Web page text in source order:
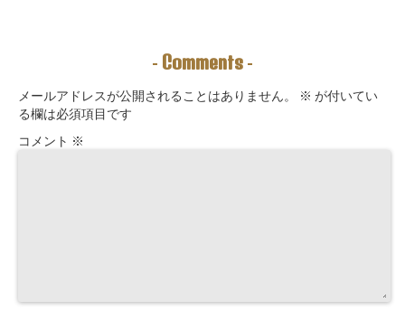
ーチングできま
九星別・金運ブ
ロックを外す開
- Comments -
メールアドレスが公開されることはありません。 ※ が付いてい
る欄は必須項目です
コメント ※